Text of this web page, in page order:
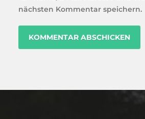
nächsten Kommentar speichern.